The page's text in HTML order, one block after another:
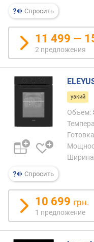
т
з
ы
в
а
м
о
е
д
б
а
л
н
и
Спросить
11 499 —
2 предложения
Спросить
узкий
Объем:
10 699 грн.
1 предложение